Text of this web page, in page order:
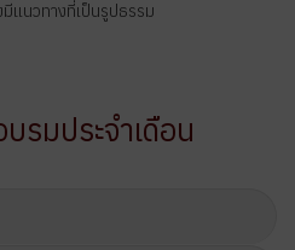
มีแนวทางที่เป็นรูปธรรม
รมประจำเดือน